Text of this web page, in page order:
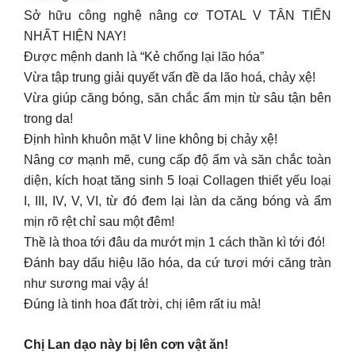
Sở hữu công nghệ nâng cơ TOTAL V TÂN TIẾN
NHẤT HIỆN NAY!
Được mệnh danh là “Kẻ chống lại lão hóa”
Vừa tập trung giải quyết vấn đề da lão hoá, chảy xệ!
Vừa giúp căng bóng, săn chắc ẩm mịn từ sâu tận bên
trong da!
Định hình khuôn mặt V line không bị chảy xệ!
Nâng cơ mạnh mẽ, cung cấp độ ẩm và săn chắc toàn
diện, kích hoạt tăng sinh 5 loại Collagen thiết yếu loại
I, III, IV, V, VI, từ đó đem lại làn da căng bóng và ẩm
mịn rõ rệt chỉ sau một đêm!
Thề là thoa tới đâu da mướt mịn 1 cách thần kì tới đó!
Đánh bay dấu hiệu lão hóa, da cứ tươi mới căng tràn
như sương mai vậy á!
Đúng là tinh hoa đất trời, chị iêm rất iu mà!
Chị Lan dạo này bị lên cơn vật ăn!